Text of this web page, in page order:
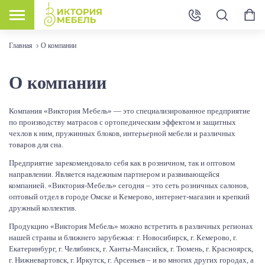
Главная О компании
О компании
Компания «Виктория Мебель» — это специализированное предприятие
по производству матрасов с ортопедическим эффектом и защитных
чехлов к ним, пружинных блоков, интерьерной мебели и различных
товаров для сна.
Предприятие зарекомендовало себя как в розничном, так и оптовом
направлении. Является надежным партнером и развивающейся
компанией. «Виктория-Мебель» сегодня – это сеть розничных салонов,
оптовый отдел в городе Омске и Кемерово, интернет-магазин и крепкий
дружный коллектив.
Продукцию «Виктория Мебель» можно встретить в различных регионах
нашей страны и ближнего зарубежья: г. Новосибирск, г. Кемерово, г.
Екатеринбург, г. Челябинск, г. Ханты-Мансийск, г. Тюмень, г. Красноярск,
г. Нижневартовск, г. Иркутск, г. Арсеньев – и во многих других городах, а